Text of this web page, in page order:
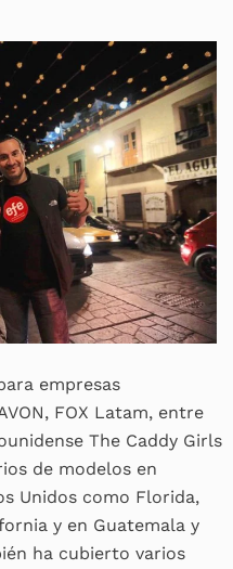
empresas
FOX Latam, entre
The Caddy Girls
de modelos en
Unidos como Florida,
y en Guatemala y
ha cubierto varios